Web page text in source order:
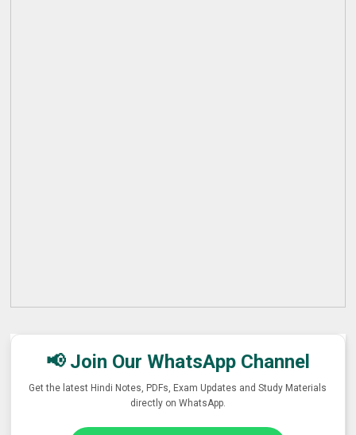
📢 Join Our WhatsApp Channel
Get the latest Hindi Notes, PDFs, Exam Updates and Study Materials
directly on WhatsApp.